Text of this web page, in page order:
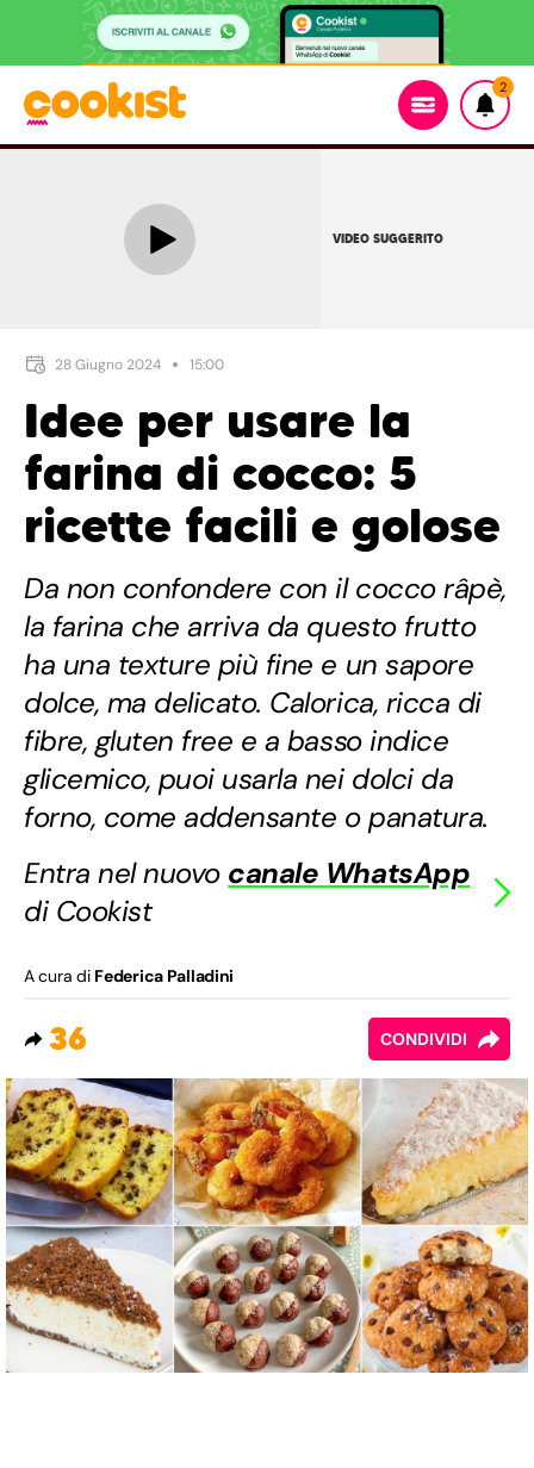
2
VIDEO SUGGERITO
28 Giugno 2024 15:00
Idee per usare la
farina di cocco: 5
ricette facili e golose
Da non confondere con il cocco râpè,
la farina che arriva da questo frutto
ha una texture più fine e un sapore
dolce, ma delicato. Calorica, ricca di
fibre, gluten free e a basso indice
glicemico, puoi usarla nei dolci da
forno, come addensante o panatura.
Entra nel nuovo canale WhatsApp
di Cookist
A cura di Federica Palladini
36 CONDIVIDI